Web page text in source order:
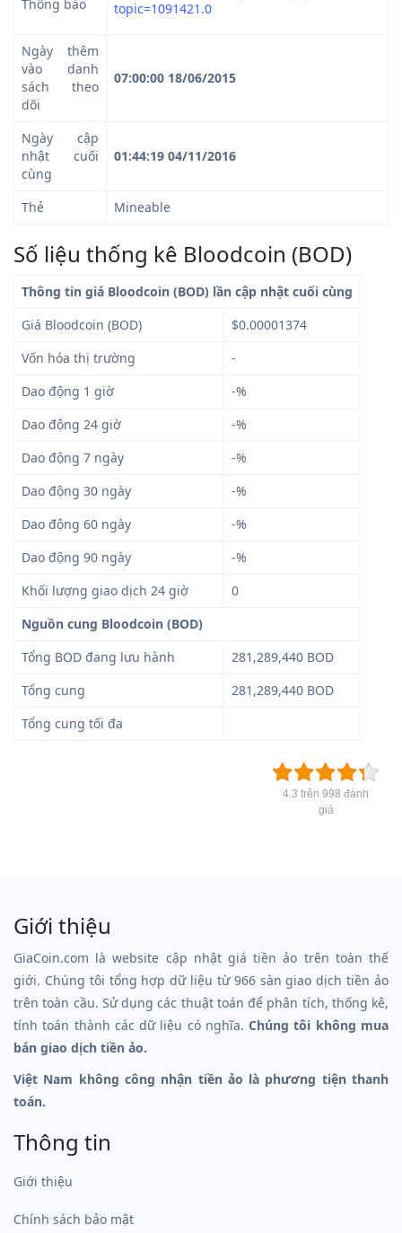
Thông báo
topic=1091421.0
Ngày thêm
vào danh
sách theo
dõi
07:00:00 18/06/2015
Ngày cập
nhật cuối
cùng
01:44:19 04/11/2016
Thẻ Mineable
Số liệu thống kê Bloodcoin (BOD)
Thông tin giá Bloodcoin (BOD) lần cập nhật cuối cùng
Giá Bloodcoin (BOD)
$0.00001374
Vốn hóa thị trường
-
Dao động 1 giờ
-%
Dao động 24 giờ
-%
Dao động 7 ngày
-%
Dao động 30 ngày
-%
Dao động 60 ngày
-%
Dao động 90 ngày
-%
Khối lượng giao dịch 24 giờ
0
Nguồn cung Bloodcoin (BOD)
Tổng BOD đang lưu hành
281,289,440 BOD
Tổng cung
281,289,440 BOD
Tổng cung tối đa
4.3 trên 998 đánh
giá
Giới thiệu
GiaCoin.com là website cập nhật giá tiền ảo trên toàn thế
giới. Chúng tôi tổng hợp dữ liệu từ 966 sàn giao dịch tiền ảo
trên toàn cầu. Sử dụng các thuật toán để phân tích, thống kê,
tính toán thành các dữ liệu có nghĩa.Chúng tôi không mua
bán giao dịch tiền ảo.
Việt Nam không công nhận tiền ảo là phương tiện thanh
toán.
Thông tin
Giới thiệu
Chính sách bảo mật